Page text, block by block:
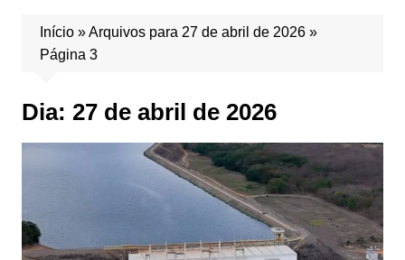
Início»Arquivos para 27 de abril de 2026»
Página 3
Dia: 27 de abril de 2026